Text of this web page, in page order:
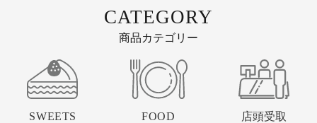
CATEGORY
商品カテゴリー
SWEETS FOOD 店頭受取